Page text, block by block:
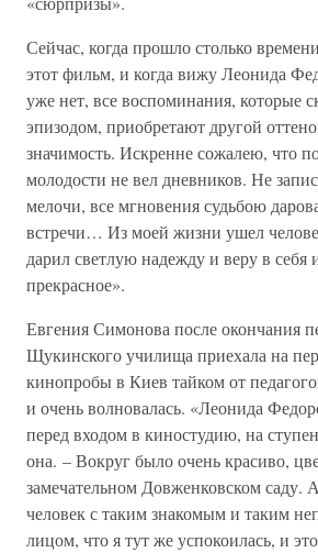
Сейчас, когда прошло столько
этот фильм, и когда вижу Леонида
уже нет, все воспоминания, которые
эпизодом, приобретают другой
значимость. Искренне сожалею, что
молодости не вел дневников. Не
мелочи, все мгновения судьбою
встречи… Из моей жизни ушел
дарил светлую надежду и веру в себя
прекрасное».
Евгения Симонова после окончания
Щукинского училища приехала на
кинопробы в Киев тайком от
и очень волновалась. «Леонида
перед входом в киностудию, на
она. – Вокруг было очень красиво,
замечательном Довженковском саду.
человек с таким знакомым и таким
лицом, что я тут же успокоилась, и